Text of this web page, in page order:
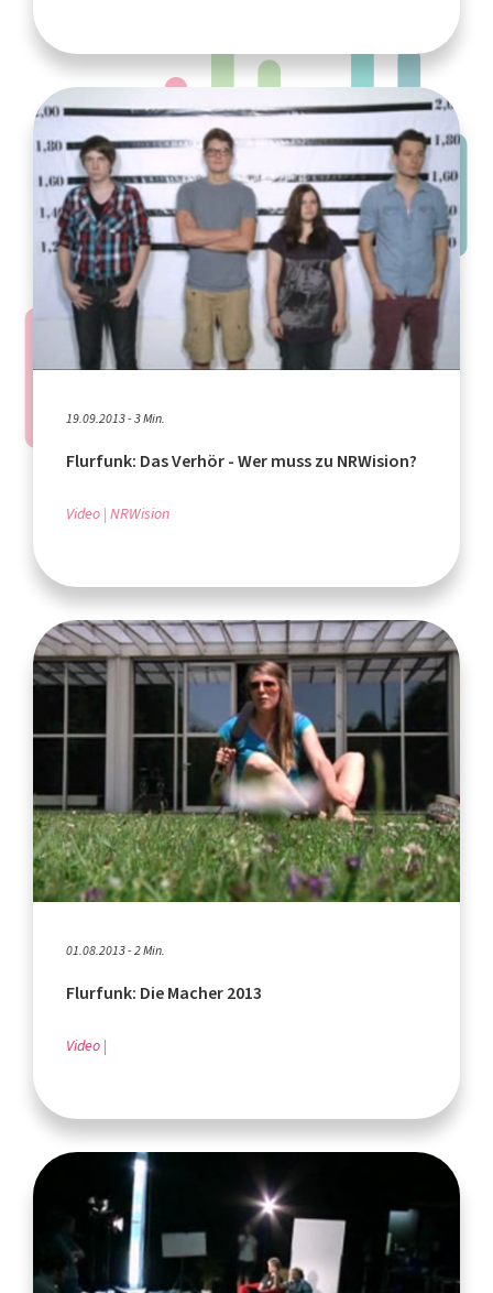
19.09.2013 - 3 Min.
Flurfunk: Das Verhör - Wer muss zu NRWision?
Video NRWision
01.08.2013 - 2 Min.
Flurfunk: Die Macher 2013
Video